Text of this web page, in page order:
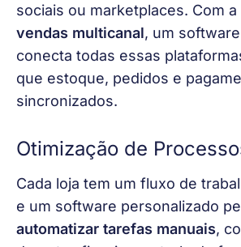
sociais ou marketplaces. Com a
vendas multicanal, um
conecta todas essas
que estoque, pedidos e
sincronizados.
Otimização de
Cada loja tem um fluxo de
e um software personalizado
automatizar tarefas manuais,